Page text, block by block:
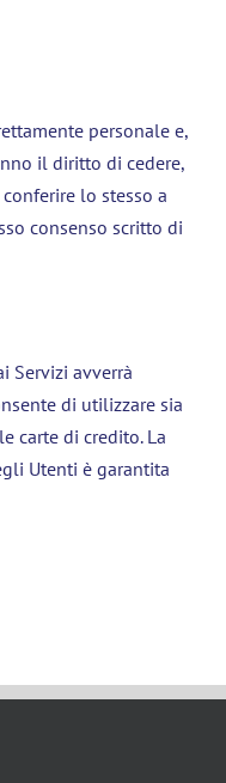
personale e,
il diritto di cedere,
lo stesso a
consenso scritto di
Servizi avverrà
di utilizzare sia
carte di credito. La
Utenti è garantita